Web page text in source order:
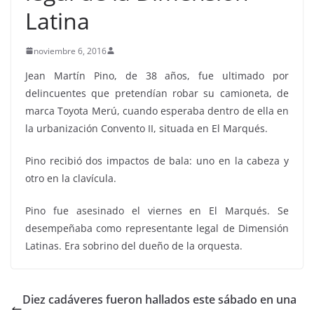
Latina
noviembre 6, 2016
Jean Martín Pino, de 38 años, fue ultimado por
delincuentes que pretendían robar su camioneta, de
marca Toyota Merú, cuando esperaba dentro de ella en
la urbanización Convento II, situada en El Marqués.
Pino recibió dos impactos de bala: uno en la cabeza y
otro en la clavícula.
Pino fue asesinado el viernes en El Marqués. Se
desempeñaba como representante legal de Dimensión
Latinas. Era sobrino del dueño de la orquesta.
Diez cadáveres fueron hallados este sábado en una